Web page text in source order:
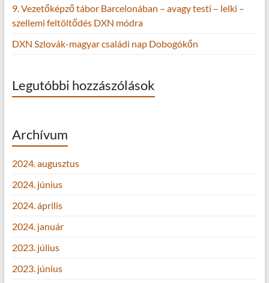
9. Vezetőképző tábor Barcelonában – avagy testi – lelki –
szellemi feltöltődés DXN módra
DXN Szlovák-magyar családi nap Dobogókőn
Legutóbbi hozzászólások
Archívum
2024. augusztus
2024. június
2024. április
2024. január
2023. július
2023. június